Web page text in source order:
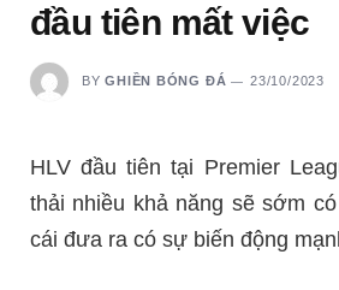
đầu tiên mất việc
BY GHIỀN BÓNG ĐÁ 23/10/2023
HLV đầu tiên tại Premier
thải nhiều khả năng sẽ sớm
cái đưa ra có sự biến động